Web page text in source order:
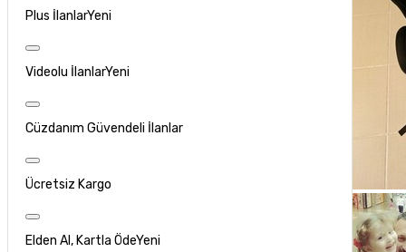
Plus İlanlarYeni
Videolu İlanlarYeni
Cüzdanım Güvendeli İlanlar
Ücretsiz Kargo
Elden Al, Kartla ÖdeYeni